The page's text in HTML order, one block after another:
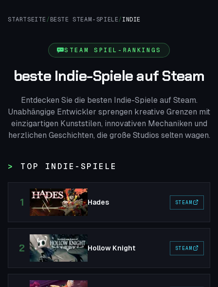
STARTSEITE / BESTE STEAM-SPIELE/ INDIE
STEAM SPIEL-RANKINGS
beste Indie-Spiele auf Steam
Entdecken Sie die besten Indie-Spiele auf Steam.
Unabhängige Entwickler sprengen kreative Grenzen mit
einzigartigen Kunststilen, innovativen Mechaniken und
herzlichen Geschichten, die große Studios selten wagen.
TOP INDIE-SPIELE
1 Hades STEAM
2 Hollow Knight STEAM